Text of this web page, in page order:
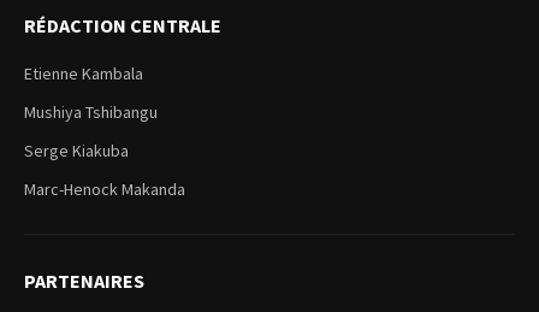
RÉDACTION CENTRALE
Etienne Kambala
Mushiya Tshibangu
Serge Kiakuba
Marc-Henock Makanda
PARTENAIRES